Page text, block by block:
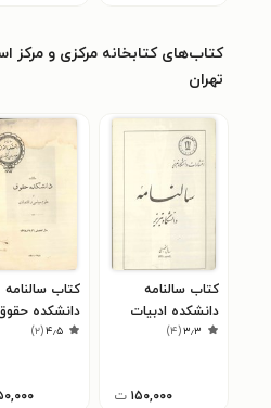
کتاب‌های کتابخانه مرکزی و مرکز
تهران
کتاب سالنامه
دانشکده ادبیات
تبریز سال ۱۳۳۰
۳٫۳(۴)
۱۵۰,۰۰۰ ت
کتاب سالنامه
دانشکده
علوم سیاسی و
۴٫۵(۲)